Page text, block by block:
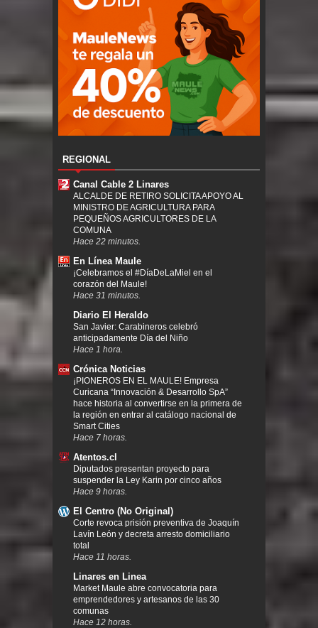
REGIONAL
Canal Cable 2 Linares
ALCALDE DE RETIRO SOLICITA APOYO AL
MINISTRO DE AGRICULTURA PARA
PEQUEÑOS AGRICULTORES DE LA
COMUNA
Hace 22 minutos.
En Línea Maule
¡Celebramos el #DíaDeLaMiel en el
corazón del Maule!
Hace 31 minutos.
Diario El Heraldo
San Javier: Carabineros celebró
anticipadamente Día del Niño
Hace 1 hora.
Crónica Noticias
¡PIONEROS EN EL MAULE! Empresa
Curicana “Innovación & Desarrollo SpA”
hace historia al convertirse en la primera de
la región en entrar al catálogo nacional de
Smart Cities
Hace 7 horas.
Atentos.cl
Diputados presentan proyecto para
suspender la Ley Karin por cinco años
Hace 9 horas.
El Centro (No Original)
Corte revoca prisión preventiva de Joaquín
Lavín León y decreta arresto domiciliario
total
Hace 11 horas.
Linares en Linea
Market Maule abre convocatoria para
emprendedores y artesanos de las 30
comunas
Hace 12 horas.